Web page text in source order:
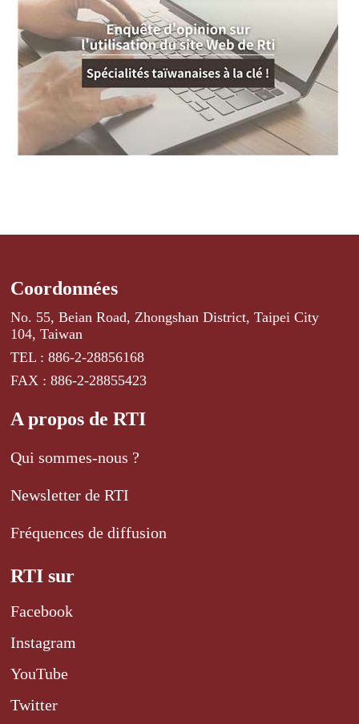
Coordonnées
No. 55, Beian Road, Zhongshan District, Taipei City
104, Taiwan
TEL : 886-2-28856168
FAX : 886-2-28855423
A propos de RTI
Qui sommes-nous ?
Newsletter de RTI
Fréquences de diffusion
RTI sur
Facebook
Instagram
YouTube
Twitter